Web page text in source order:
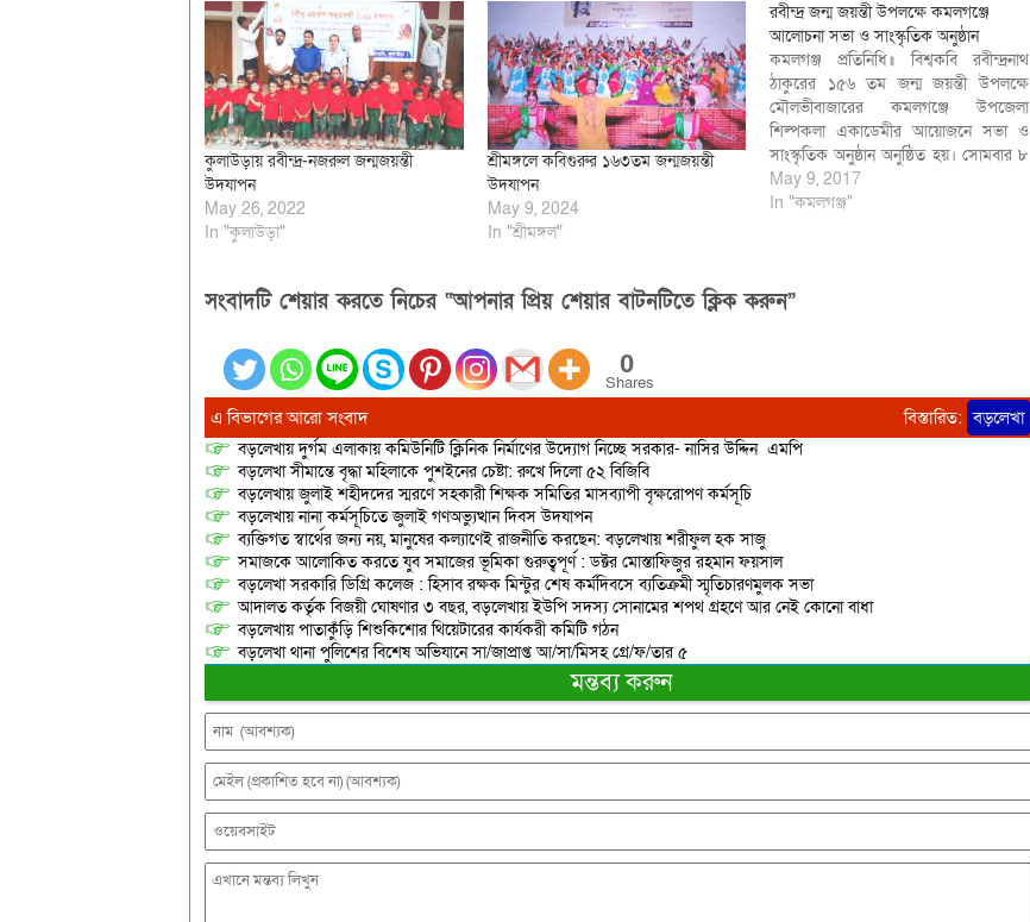
কুলাউড়ায় রবীন্দ্র-নজরুল জন্মজয়ন্তী
উদযাপন
May 26, 2022
In "কুলাউড়া"
শ্রীমঙ্গলে কবিগুরুর ১৬৩তম জন্মজয়ন্তী
উদযাপন
May 9, 2024
In "শ্রীমঙ্গল"
রবীন্দ্র জন্ম জয়ন্তী উপলক্ষে কমলগঞ্জে
আলোচনা সভা ও সাংস্কৃতিক অনুষ্ঠান
কমলগঞ্জ প্রতিনিধি॥ বিশ্বকবি রবীন্দ্রনাথ
ঠাকুরের ১৫৬ তম জন্ম জয়ন্তী উপলক্ষে
মৌলভীবাজারের কমলগঞ্জে উপজেলা
শিল্পকলা একাডেমীর আয়োজনে সভা ও
সাংস্কৃতিক অনুষ্ঠান অনুষ্ঠিত হয়। সোমবার ৮
মে বিকাল ৫টায় কমলগঞ্জ উপজেলা পরিষদ
সম্মেলন কক্ষে অনুষ্ঠিত আলোচনা সভায়
উপজেলা…
May 9, 2017
In "কমলগঞ্জ"
সংবাদটি শেয়ার করতে নিচের “আপনার প্রিয় শেয়ার বাটনটিতে ক্লিক করুন”
0
Shares
এ বিভাগের আরো সংবাদ বিস্তারিত: বড়লেখা
বড়লেখায় দুর্গম এলাকায় কমিউনিটি ক্লিনিক নির্মাণের উদ্যোগ নিচ্ছে সরকার- নাসির উদ্দিন এমপি
বড়লেখা সীমান্তে বৃদ্ধা মহিলাকে পুশইনের চেষ্টা: রুখে দিলো ৫২ বিজিবি
বড়লেখায় জুলাই শহীদদের স্মরণে সহকারী শিক্ষক সমিতির মাসব্যাপী বৃক্ষরোপণ কর্মসূচি
বড়লেখায় নানা কর্মসূচিতে জুলাই গণঅভ্যুত্থান দিবস উদযাপন
ব্যক্তিগত স্বার্থের জন্য নয়, মানুষের কল্যাণেই রাজনীতি করছেন: বড়লেখায় শরীফুল হক সাজু
সমাজকে আলোকিত করতে যুব সমাজের ভূমিকা গুরুত্বপূর্ণ : ডক্টর মোস্তাফিজুর রহমান ফয়সাল
বড়লেখা সরকারি ডিগ্রি কলেজ : হিসাব রক্ষক মিন্টুর শেষ কর্মদিবসে ব্যতিক্রমী স্মৃতিচারণমুলক সভা
আদালত কর্তৃক বিজয়ী ঘোষণার ৩ বছর, বড়লেখায় ইউপি সদস্য সোনামের শপথ গ্রহণে আর নেই কোনো বাধা
বড়লেখায় পাতাকুঁড়ি শিশুকিশোর থিয়েটারের কার্যকরী কমিটি গঠন
বড়লেখা থানা পুলিশের বিশেষ অভিযানে সা/জাপ্রাপ্ত আ/সা/মিসহ গ্রে/ফ/তার ৫
মন্তব্য করুন